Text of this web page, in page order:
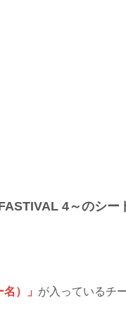
4～のシー
）」 が入っているチ